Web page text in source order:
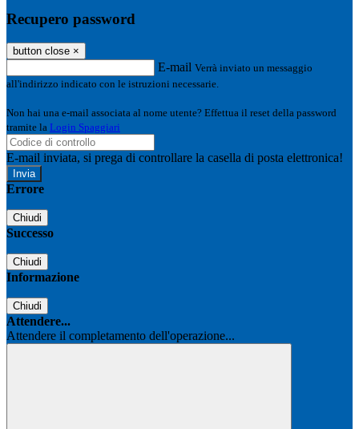
Recupero password
button close ×
E-mail Verrà inviato un messaggio
all'indirizzo indicato con le istruzioni necessarie.
Non hai una e-mail associata al nome utente? Effettua il reset della password
tramite la Login Spaggiari
E-mail inviata, si prega di controllare la casella di posta elettronica!
Errore
Chiudi
Successo
Chiudi
Informazione
Chiudi
Attendere...
Attendere il completamento dell'operazione...